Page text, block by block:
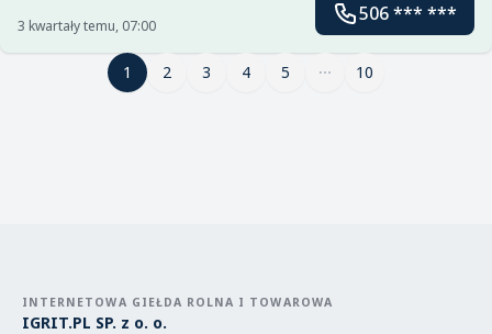
3 kwartały temu, 07:00
506 *** ***
11 2 3 4 5 10
INTERNETOWA GIEŁDA ROLNA I TOWAROWA
IGRIT.PL SP. z o. o.